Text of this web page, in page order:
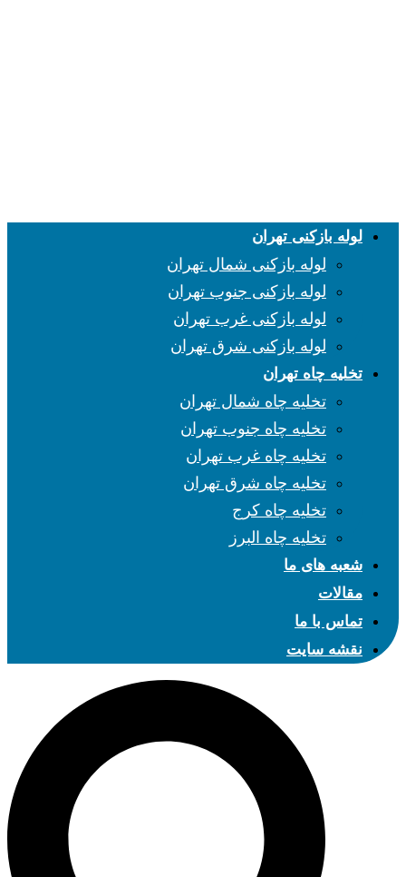
لوله بازکنی تهران
لوله بازکنی شمال تهران
لوله بازکنی جنوب تهران
لوله بازکنی غرب تهران
لوله بازکنی شرق تهران
تخلیه چاه تهران
تخلیه چاه شمال تهران
تخلیه چاه جنوب تهران
تخلیه چاه غرب تهران
تخلیه چاه شرق تهران
تخلیه چاه کرج
تخلیه چاه البرز
شعبه های ما
مقالات
تماس با ما
نقشه سایت